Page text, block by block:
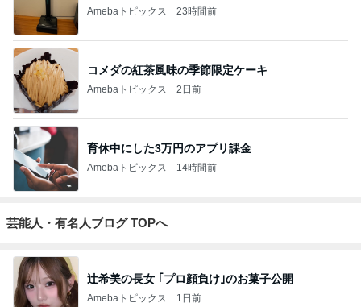
Amebaトピックス 23時間前
コメダの紅茶風味の季節限定ケーキ
Amebaトピックス 2日前
育休中にした3万円のアプリ課金
Amebaトピックス 14時間前
芸能人・有名人ブログ TOPへ
辻希美の長女 ｢プロ顔負け｣のお菓子公開
Amebaトピックス 1日前